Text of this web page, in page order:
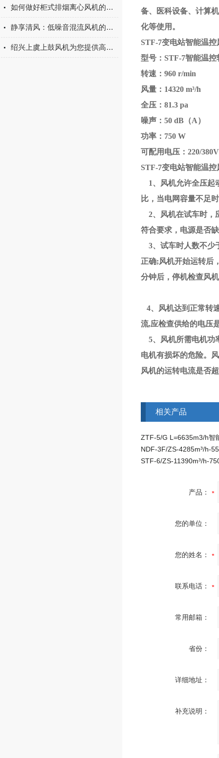
如何做好柜式排烟离心风机的日常保养与维护工作
静享清风：低噪音混流风机的降噪技术与应用新境
绍兴上虞上鼓风机为您提供高压风机选择5大注意事项
备、医科设备、计算
化等使用。
STF-7变电站智能温
型号：STF-7智能温控
转速：960 r/min
风量：14320 m³/h
全压：81.3 pa
噪声：50 dB（A）
功率：750 W
可配用电压：220/380V
STF-7变电站智能温
1、风机允许全压起
比，当电网容量不足
2、风机在试车时，
符合要求，电源是否
3、试车时人数不少
正确;风机开始运转后
分钟后，停机检查风
4、风机达到正常转
流,应检查供给的电压
5、风机所需电机功
电机有损坏的危险。
风机的运转电流是否
相关产品
产品：
您的单位：
您的姓名：
联系电话：
常用邮箱：
省份：
详细地址：
补充说明：